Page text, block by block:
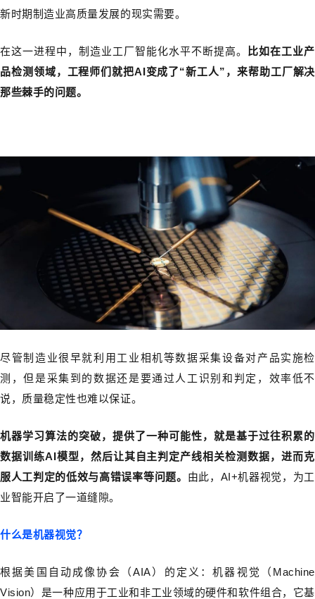
新时期制造业高质量发展的现实需要。
在这一进程中，制造业工厂智能化水平不断提高。
比如在工业产
品检测领域，工程师们就把AI变成了“新工人”，来帮助工厂解决
那些棘手的问题。
尽管制造业很早就利用工业相机等数据采集设备对产品实施检
测，但是采集到的数据还是要通过人工识别和判定，效率低不
说，质量稳定性也难以保证。
机器学习算法的突破，提供了一种可能性，就是基于过往积累的
数据训练AI模型，然后让其自主判定产线相关检测数据，进而克
服人工判定的低效与高错误率等问题。 由此，AI+机器视觉，为工
业智能开启了一道缝隙。
什么是机器视觉？
根据美国自动成像协会（AIA）的定义：机器视觉（Machine
Vision）是一种应用于工业和非工业领域的硬件和软件组合，它基